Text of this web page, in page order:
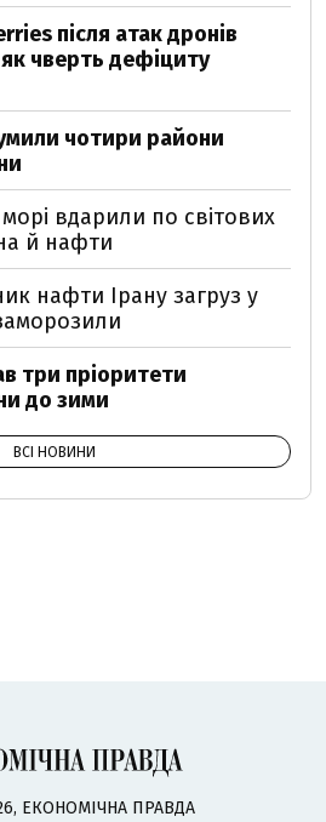
після атак дронів
чверть дефіциту
чотири райони
вдарили по світових
й нафти
нафти Ірану загруз у
три пріоритети
до зими
ВСІ НОВИНИ
ЕКОНОМІЧНА ПРАВДА